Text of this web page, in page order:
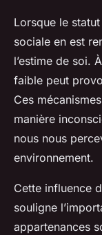
Lorsque le
sociale en est
l’estime de soi.
faible peut
Ces
manière
nous nous
environnement.
Cette influence
souligne
appartenances